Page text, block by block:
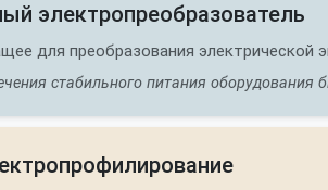
электропреобразователь
для преобразования электрической
стабильного питания оборудования